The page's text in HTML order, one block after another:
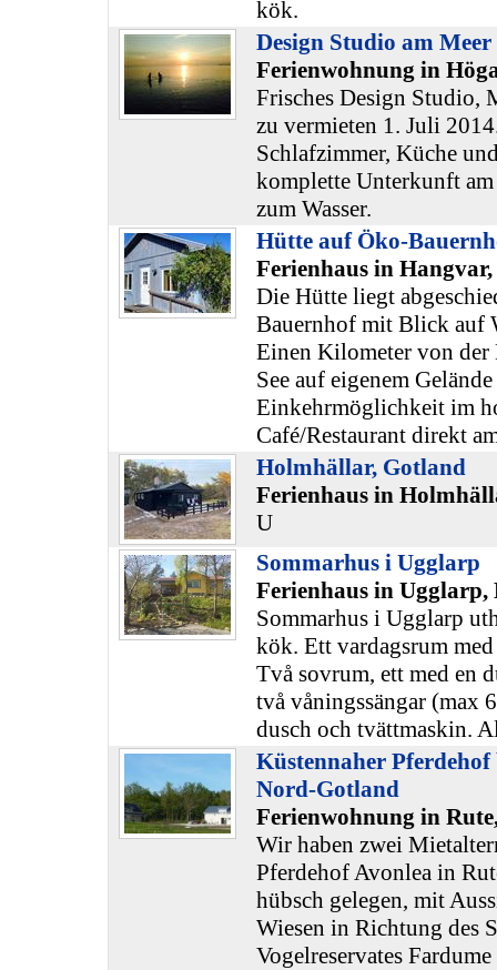
kök.
Design Studio am Meer
Ferienwohnung in
Frisches Design Studio,
zu vermieten 1. Juli
Schlafzimmer, Küche
komplette Unterkunft
zum Wasser.
Hütte auf Öko-
Ferienhaus in
Die Hütte liegt
Bauernhof mit Blick auf
Einen Kilometer von
See auf eigenem
Einkehrmöglichkeit im
Café/Restaurant direkt
Holmhällar, Gotland
Ferienhaus in
U
Sommarhus i Ugglarp
Ferienhaus in Ugglarp,
Sommarhus i Ugglarp
kök. Ett vardagsrum
Två sovrum, ett med en
två våningssängar (max
dusch och tvättmaskin.
Küstennaher
Nord-Gotland
Ferienwohnung in
Wir haben zwei
Pferdehof Avonlea in
hübsch gelegen, mit
Wiesen in Richtung des
Vogelreservates